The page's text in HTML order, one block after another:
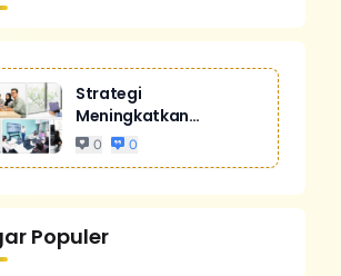
Strategi
Meningkatkan
Penjualan Melalui
0 0
Populer